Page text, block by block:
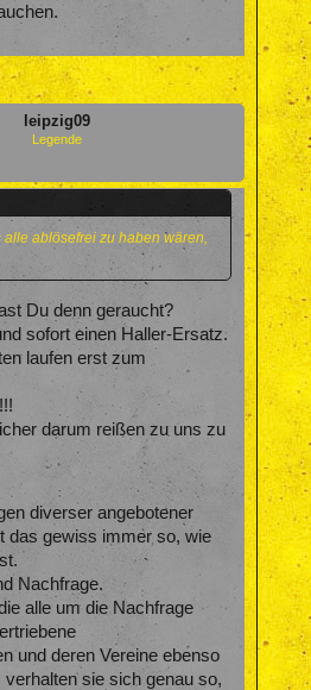
leipzig09
Legende
ablösefrei zu haben wären,
Du denn geraucht?
sofort einen Haller-Ersatz.
laufen erst zum
darum reißen zu uns zu
diverser angebotener
das gewiss immer so, wie
Nachfrage.
alle um die Nachfrage
und deren Vereine ebenso
sie sich genau so,